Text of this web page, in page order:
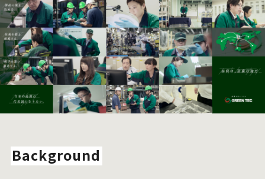
Background